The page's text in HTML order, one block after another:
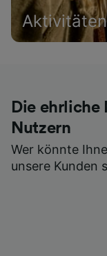
Aktivitäten
Die
Nutzern
Wer könnte
unsere Kunden